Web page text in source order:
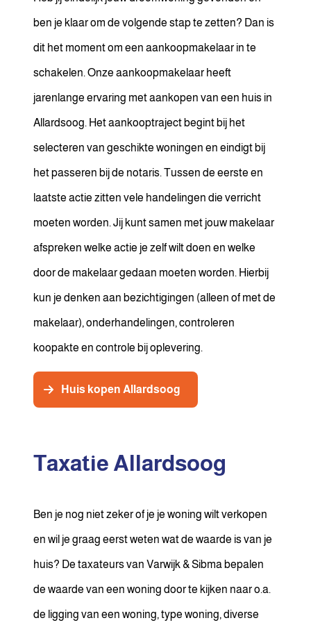
ben je klaar om de volgende stap te zetten? Dan is
dit het moment om een aankoopmakelaar in te
schakelen. Onze aankoopmakelaar heeft
jarenlange ervaring met aankopen van een huis in
Allardsoog. Het aankooptraject begint bij het
selecteren van geschikte woningen en eindigt bij
het passeren bij de notaris. Tussen de eerste en
laatste actie zitten vele handelingen die verricht
moeten worden. Jij kunt samen met jouw makelaar
afspreken welke actie je zelf wilt doen en welke
door de makelaar gedaan moeten worden. Hierbij
kun je denken aan bezichtigingen (alleen of met de
makelaar), onderhandelingen, controleren
koopakte en controle bij oplevering.
Huis kopen Allardsoog
Taxatie Allardsoog
Ben je nog niet zeker of je je woning wilt verkopen
en wil je graag eerst weten wat de waarde is van je
huis? De taxateurs van Varwijk & Sibma bepalen
de waarde van een woning door te kijken naar o.a.
de ligging van een woning, type woning, diverse